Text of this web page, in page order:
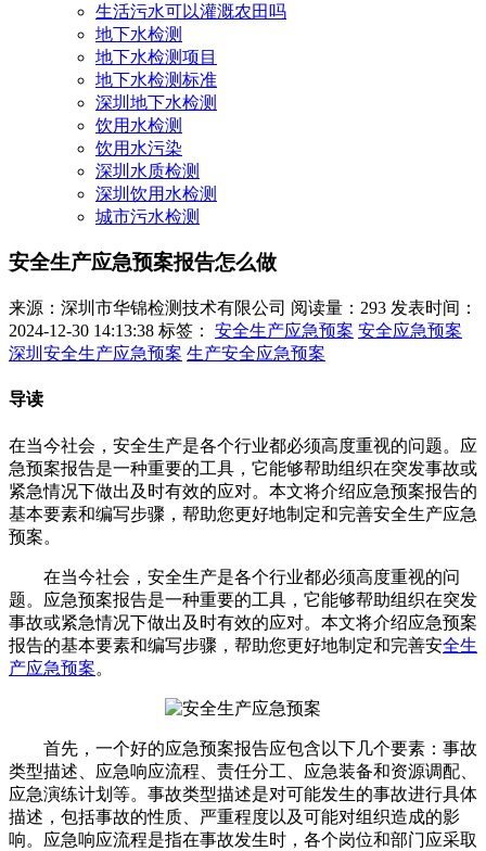
生活污水可以灌溉农田吗
地下水检测
地下水检测项目
地下水检测标准
深圳地下水检测
饮用水检测
饮用水污染
深圳水质检测
深圳饮用水检测
城市污水检测
安全生产应急预案报告怎么做
来源：深圳市华锦检测技术有限公司 阅读量：293 发表时间：
2024-12-30 14:13:38 标签： 安全生产应急预案 安全应急预案
深圳安全生产应急预案 生产安全应急预案
导读
在当今社会，安全生产是各个行业都必须高度重视的问题。应
急预案报告是一种重要的工具，它能够帮助组织在突发事故或
紧急情况下做出及时有效的应对。本文将介绍应急预案报告的
基本要素和编写步骤，帮助您更好地制定和完善安全生产应急
预案。
在当今社会，安全生产是各个行业都必须高度重视的问
题。应急预案报告是一种重要的工具，它能够帮助组织在突发
事故或紧急情况下做出及时有效的应对。本文将介绍应急预案
报告的基本要素和编写步骤，帮助您更好地制定和完善安全生
产应急预案。
首先，一个好的应急预案报告应包含以下几个要素：事故
类型描述、应急响应流程、责任分工、应急装备和资源调配、
应急演练计划等。事故类型描述是对可能发生的事故进行具体
描述，包括事故的性质、严重程度以及可能对组织造成的影
响。应急响应流程是指在事故发生时，各个岗位和部门应采取